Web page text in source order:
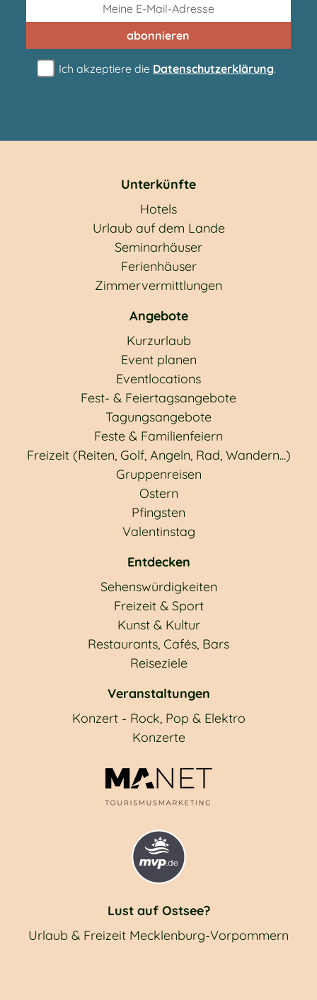
abonnieren
Ich akzeptiere die Datenschutzerklärung.
Unterkünfte
Hotels
Urlaub auf dem Lande
Seminarhäuser
Ferienhäuser
Zimmervermittlungen
Angebote
Kurzurlaub
Event planen
Eventlocations
Fest- & Feiertagsangebote
Tagungsangebote
Feste & Familienfeiern
Freizeit (Reiten, Golf, Angeln, Rad, Wandern...)
Gruppenreisen
Ostern
Pfingsten
Valentinstag
Entdecken
Sehenswürdigkeiten
Freizeit & Sport
Kunst & Kultur
Restaurants, Cafés, Bars
Reiseziele
Veranstaltungen
Konzert - Rock, Pop & Elektro
Konzerte
Lust auf Ostsee?
Urlaub & Freizeit Mecklenburg-Vorpommern